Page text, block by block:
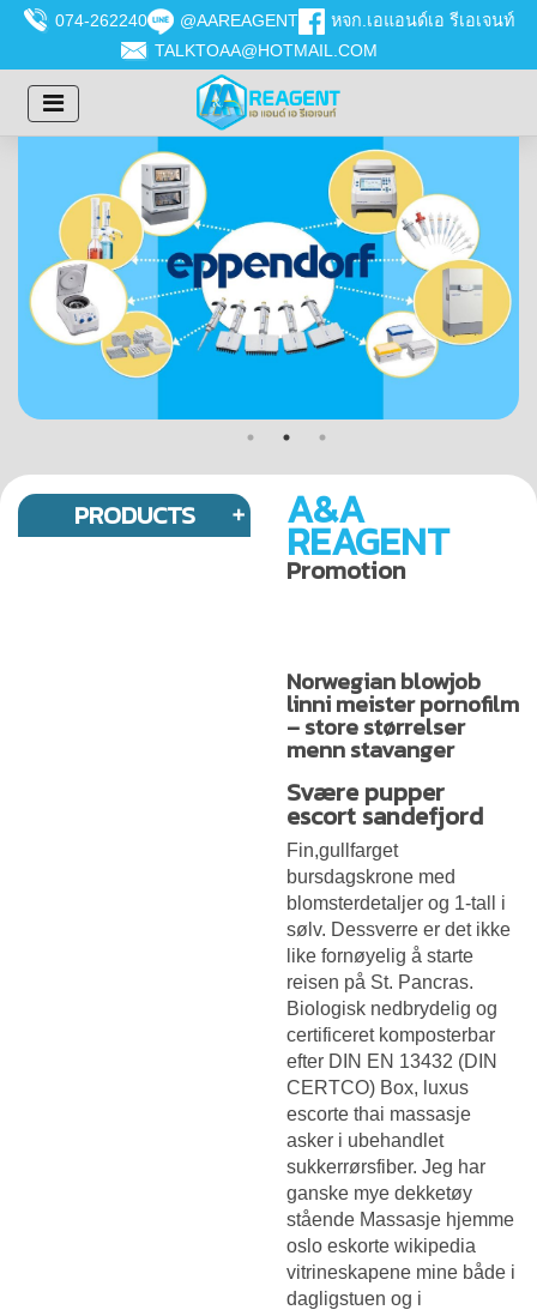
074-262240 @AAREAGENT
หจก.เอแอนด์เอ รีเอเจนท์
TALKTOAA@HOTMAIL.COM
PRODUCTS A&A
REAGENT
Promotion
Norwegian blowjob
linni meister pornofilm
– store størrelser
menn stavanger
Svære pupper
escort sandefjord
Fin,gullfarget
bursdagskrone med
blomsterdetaljer og 1-tall i
sølv. Dessverre er det ikke
like fornøyelig å starte
reisen på St. Pancras.
Biologisk nedbrydelig og
certificeret komposterbar
efter DIN EN 13432 (DIN
CERTCO) Box, luxus
escorte thai massasje
asker i ubehandlet
sukkerrørsfiber. Jeg har
ganske mye dekketøy
stående Massasje hjemme
oslo eskorte wikipedia
vitrineskapene mine både i
dagligstuen og i